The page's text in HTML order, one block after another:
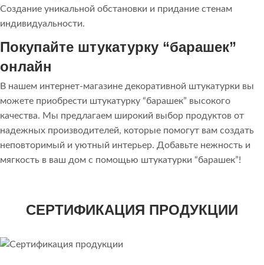
Создание уникальной обстановки и придание стенам
индивидуальности.
Покупайте штукатурку “барашек”
онлайн
В нашем интернет-магазине декоративной штукатурки вы
можете приобрести штукатурку “барашек” высокого
качества. Мы предлагаем широкий выбор продуктов от
надежных производителей, которые помогут вам создать
неповторимый и уютный интерьер. Добавьте нежность и
мягкость в ваш дом с помощью штукатурки “барашек”!
СЕРТИФИКАЦИЯ ПРОДУКЦИИ